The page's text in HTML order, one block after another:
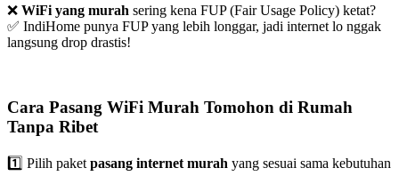
❌ WiFi yang murah sering kena FUP (Fair Usage Policy) ketat?
✅ IndiHome punya FUP yang lebih longgar, jadi internet lo nggak
langsung drop drastis!
Cara Pasang WiFi Murah Tomohon di Rumah
Tanpa Ribet
1️⃣ Pilih paketpasang internet murah yang sesuai sama kebutuhan